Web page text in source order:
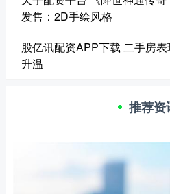
发售：2D手绘风格
股亿讯配资APP下载 二手房
升温
推荐资